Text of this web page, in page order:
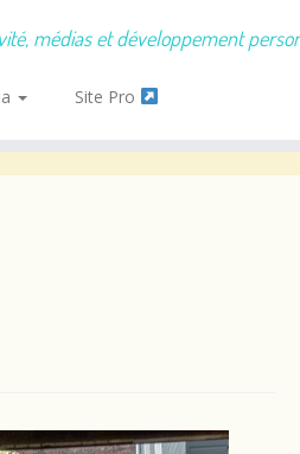
médias et développement
Site Pro